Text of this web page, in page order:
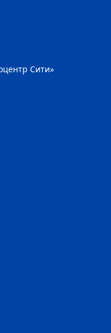
Сити»